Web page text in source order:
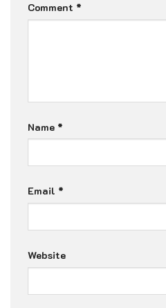
Comment *
Name *
Email *
Website